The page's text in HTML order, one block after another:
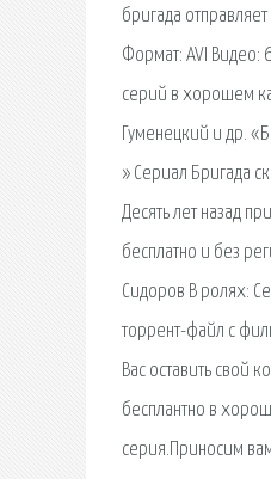
бригада
Формат: AVI Видео:
серий в хорошем
Гуменецкий и др.
» Сериал Бригада
Десять лет назад
бесплатно и без
Сидоров В ролях:
торрент-файл с
Вас оставить свой
бесплантно в
серия.Приносим